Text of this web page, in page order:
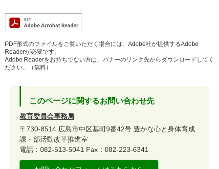
PDF形式のファイルをご覧いただく場合には、Adobe社が提供するAdobe
Readerが必要です。
Adobe Readerをお持ちでない方は、バナーのリンク先からダウンロードしてく
ださい。（無料）
このページに関するお問い合わせ先
教育委員会事務局
〒730-8514 広島市中区基町9番42号 豊かな心と身体育成
課・部活動改革推進室
電話：082-513-5041 Fax：082-223-6341